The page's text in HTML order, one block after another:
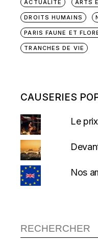
ACTUALITÉ ARTS
DROITS HUMAINS
PARIS FAUNE ET
TRANCHES DE VIE
CAUSERIES
Le
Nos